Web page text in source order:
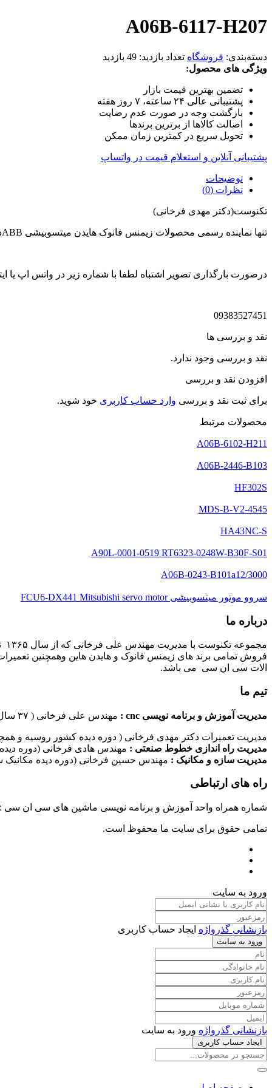
A06B-6117-H207
دسته‌بندی: فروشگاه تعداد بازدید: 49 بازدید
ویژگی های محصول:
تضمین بهترین قیمت بازار
پشتیبانی عالی ۲۴ ساعته، ۷ روز هفته
بازگشت وجه در صورت عدم رضایت
اصالت کالاها از برترین برندها
تحویل سریع در کمترین زمان ممکن
پشتیبانی آنلاین و استعلام قیمت در واتساپ
توضیحات
نظرات (0)
تکنوست(دکتر مهدی فرخانی)
تنها نماینده رسمی محصولات زیمنس فانوک هایدن میتسوبیشی ABBدر ایران
درصورت بارگذاری تصویر اشتباه لطفا با شماره زیر در واتس اپ یا
09383527451
نقد و بررسی ها
نقد و بررسی وجود ندارد.
افزودن نقد و بررسی
برای ثبت نقد و بررسی وارد حساب کاربری خود شوید.
محصولات مرتبط
A06B-6102-H211
A06B-2446-B103
HF302S
MDS-B-V2-4545
HA43NC-S
A90L-0001-0519 RT6323-0248W-B30F-S01
A06B-0243-B101a12/3000
سروو موتور میتسوبیشی FCU6-DX441 Mitsubishi servo motor
درباره ما
فروش تمامی برند های زیمنس فانوک و هایدن هاین وهمچنین
الات سی ان سی می باشد.
تیم ما
مدیریت آموزش و برنامه نویسی cnc : مهندس علی فرخانی ( ۳۷ سال سابقه کاری در امر برنامه نویسی ماشین های سی ان سی)
مدیریت تعمیرات دکتر مهدی فرخانی ( دوره دیده کشور روسیه و
مدیریت راه اندازی خطوط صنعتی : مهندس هادی فرخانی (دوره
مدیریت سازه و مکانیک : مهندس حسین فرخانی (دوره دیده مکانیک
راه های ارتباطی
شماره همراه واحد آموزش و برنامه نویسی ماشین های سی ان سی : ۰۹۱۲۴۰۹۶۱۷۹ شماره همراه واحد راه اندازی خطوط ماشین آلات صنعتی : ۰۹۱۰۱۹۹۷۴۷۰ شماره همراه واحد تعمیرات : ۰۹۳۸۳۵۲۷۴۵۱
تمامی حقوق برای سایت ما محفوظ است.
ورود به سایت
بازنشانی گذرواژه ایجاد حساب کاربری
ورود به سایت
بازنشانی گذرواژه ورود به سایت
ایجاد حساب کاربری